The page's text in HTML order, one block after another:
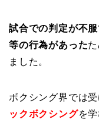
試合での判定が不
等の行為があったた
ました。
ボクシング界では受
ックボクシングを学